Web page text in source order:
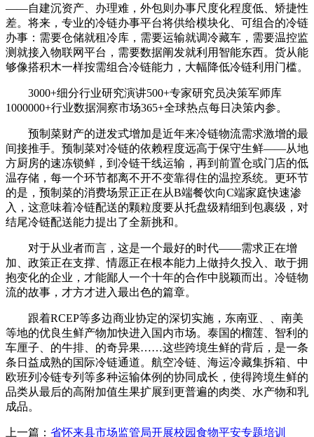
——自建沉资产、办理难，外包则办事尺度化程度低、矫捷性
差。将来，专业的冷链办事平台将供给模块化、可组合的冷链
办事：需要仓储就租冷库，需要运输就调冷藏车，需要温控监
测就接入物联网平台，需要数据阐发就利用智能东西。货从能
够像搭积木一样按需组合冷链能力，大幅降低冷链利用门槛。
3000+细分行业研究演讲500+专家研究员决策军师库
1000000+行业数据洞察市场365+全球热点每日决策内参。
预制菜财产的迸发式增加是近年来冷链物流需求激增的最
间接推手。预制菜对冷链的依赖程度远高于保守生鲜——从地
方厨房的速冻锁鲜，到冷链干线运输，再到前置仓或门店的低
温存储，每一个环节都离不开不变靠得住的温控系统。更环节
的是，预制菜的消费场景正正在从B端餐饮向C端家庭快速渗
入，这意味着冷链配送的颗粒度要从托盘级精细到包裹级，对
结尾冷链配送能力提出了全新挑和。
对于从业者而言，这是一个最好的时代——需求正在增
加、政策正在支撑、情愿正在根本能力上做持久投入、敢于拥
抱变化的企业，才能鄙人一个十年的合作中脱颖而出。冷链物
流的故事，才方才进入最出色的篇章。
跟着RCEP等多边商业协定的深切实施，东南亚、、南美
等地的优良生鲜产物加快进入国内市场。泰国的榴莲、智利的
车厘子、的牛排、的奇异果……这些跨境生鲜的背后，是一条
条日益成熟的国际冷链通道。航空冷链、海运冷藏集拆箱、中
欧班列冷链专列等多种运输体例的协同成长，使得跨境生鲜的
品类从最后的高附加值生果扩展到更普遍的肉类、水产物和乳
成品。
上一篇： 省怀来县市场监管局开展校园食物平安专题培训